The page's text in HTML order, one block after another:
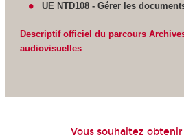
UE NTD108 - Gérer les
Descriptif officiel du parcours
audiovisuelles
Vous souhaitez